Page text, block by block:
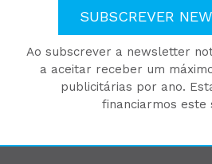
SUBSCREVER
Ao subscrever a newsletter
a aceitar receber um
publicitárias por ano.
financiarmos este